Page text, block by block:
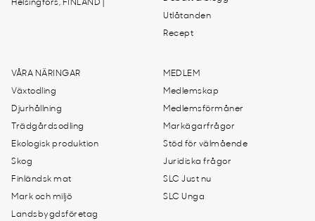
Helsingfors, FINLAND |
Utlåtanden
Recept
VÅRA NÄRINGAR
Växtodling
Djurhållning
Trädgårdsodling
Ekologisk produktion
Skog
Finländsk mat
Mark och miljö
Landsbygdsföretag
MEDLEM
Medlemskap
Medlemsförmåner
Markägarfrågor
Stöd för välmående
Juridiska frågor
SLC Just nu
SLC Unga